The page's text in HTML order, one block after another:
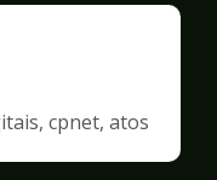
cpnet, atos